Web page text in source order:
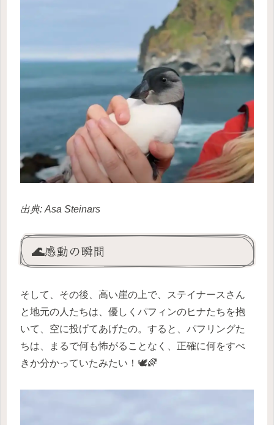
出典: Asa Steinars
🌊感動の瞬間
そして、その後、高い崖の上で、ステイナースさん
と地元の人たちは、優しくパフィンのヒナたちを抱
いて、空に投げてあげたの。すると、パフリングた
ちは、まるで何も怖がることなく、正確に何をすべ
きか分かっていたみたい！🕊️🌈